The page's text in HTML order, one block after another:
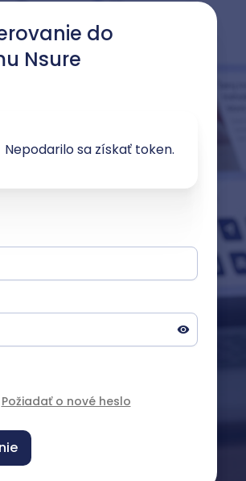
do
Nsure
Nepodarilo sa získať token.
Požiadať o nové heslo